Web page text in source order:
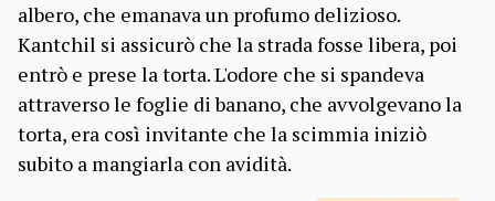
albero, che emanava un profumo delizioso.
Kantchil si assicurò che la strada fosse libera, poi
entrò e prese la torta. L'odore che si spandeva
attraverso le foglie di banano, che avvolgevano la
torta, era così invitante che la scimmia iniziò
subito a mangiarla con avidità.